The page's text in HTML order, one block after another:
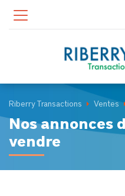
Riberry Transactions Ventes
Nos annonces
vendre